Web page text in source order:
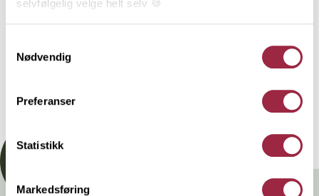
selvfølgelig velge helt selv 🍪
Nødvendig
Preferanser
Statistikk
Markedsføring
60671686
Dokumentasjon